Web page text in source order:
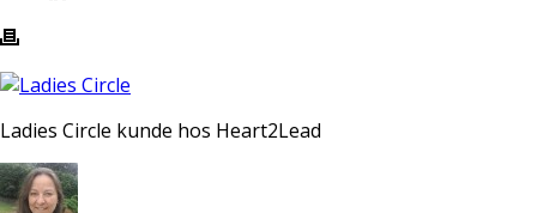
Ladies Circle kunde hos Heart2Lead